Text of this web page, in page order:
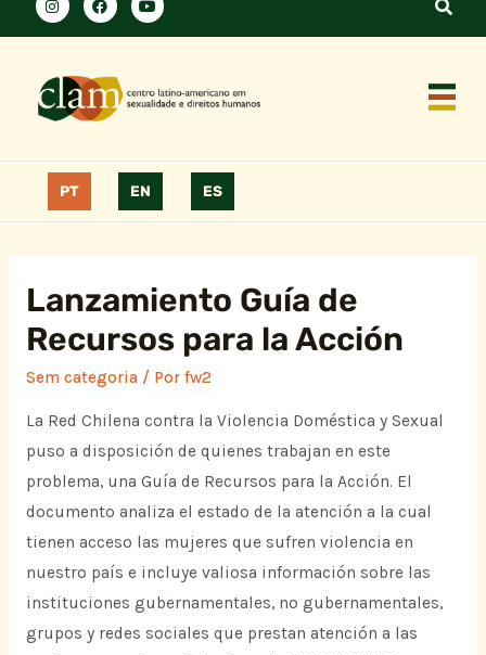
PT EN ES
Lanzamiento Guía de
Recursos para la Acción
Sem categoria/ Por fw2
La Red Chilena contra la Violencia Doméstica y Sexual
puso a disposición de quienes trabajan en este
problema, una Guía de Recursos para la Acción. El
documento analiza el estado de la atención a la cual
tienen acceso las mujeres que sufren violencia en
nuestro país e incluye valiosa información sobre las
instituciones gubernamentales, no gubernamentales,
grupos y redes sociales que prestan atención a las